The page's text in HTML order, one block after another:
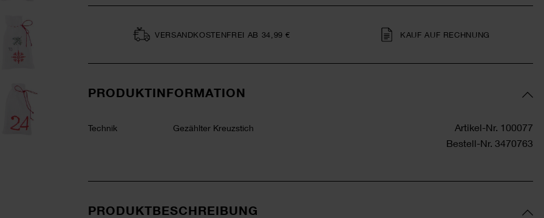
VERSAND­KOSTEN­FREI AB 34,99 € KAUF AUF RECHNUNG
PRODUKTINFORMATION
Technik Gezählter Kreuzstich Artikel-Nr. 100077
Bestell-Nr. 3470763
PRODUKTBESCHREIBUNG